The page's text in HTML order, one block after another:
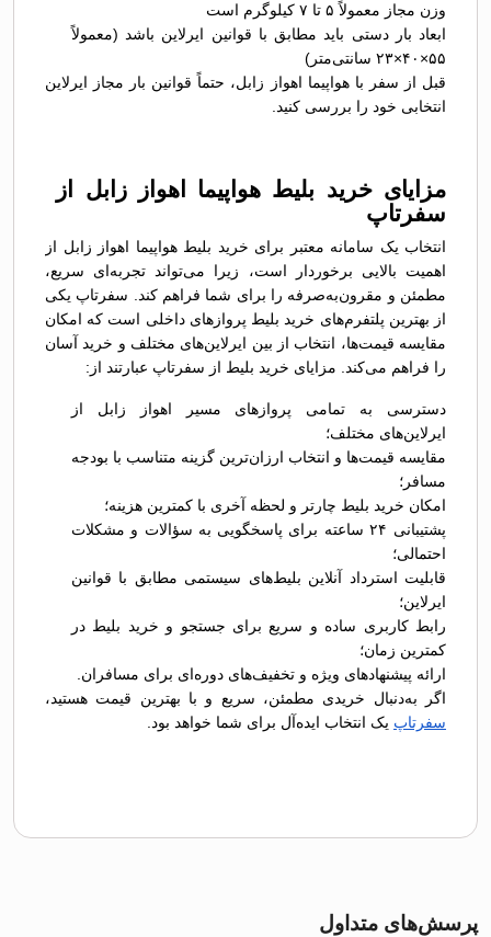
وزن مجاز معمولاً ۵ تا ۷ کیلوگرم است
ابعاد بار دستی باید مطابق با قوانین ایرلاین باشد (معمولاً
۵۵×۴۰×۲۳ سانتی‌متر)
قبل از سفر با هواپیما اهواز زابل، حتماً قوانین بار مجاز ایرلاین
انتخابی خود را بررسی کنید.
مزایای خرید بلیط هواپیما اهواز زابل از
سفرتاپ
انتخاب یک سامانه معتبر برای خرید بلیط هواپیما اهواز زابل از
اهمیت بالایی برخوردار است، زیرا می‌تواند تجربه‌ای سریع،
مطمئن و مقرون‌به‌صرفه را برای شما فراهم کند. سفرتاپ یکی
از بهترین پلتفرم‌های خرید بلیط پروازهای داخلی است که امکان
مقایسه قیمت‌ها، انتخاب از بین ایرلاین‌های مختلف و خرید آسان
را فراهم می‌کند. مزایای خرید بلیط از سفرتاپ عبارتند از:
دسترسی به تمامی پروازهای مسیر اهواز زابل از
ایرلاین‌های مختلف؛
مقایسه قیمت‌ها و انتخاب ارزان‌ترین گزینه متناسب با بودجه
مسافر؛
امکان خرید بلیط چارتر و لحظه آخری با کمترین هزینه؛
پشتیبانی ۲۴ ساعته برای پاسخگویی به سؤالات و مشکلات
احتمالی؛
قابلیت استرداد آنلاین بلیط‌های سیستمی مطابق با قوانین
ایرلاین؛
رابط کاربری ساده و سریع برای جستجو و خرید بلیط در
کمترین زمان؛
ارائه پیشنهادهای ویژه و تخفیف‌های دوره‌ای برای مسافران.
اگر به‌دنبال خریدی مطمئن، سریع و با بهترین قیمت هستید،
سفرتاپ یک انتخاب ایده‌آل برای شما خواهد بود.
پرسش‌های متداول